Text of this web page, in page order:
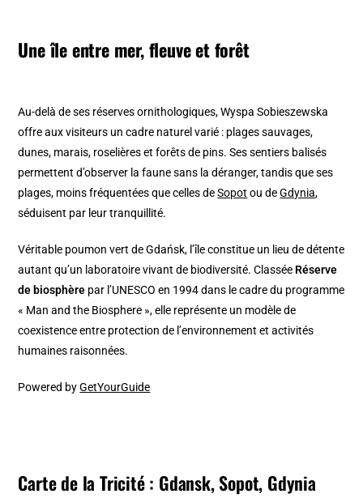
Une île entre mer, fleuve et forêt
Au-delà de ses réserves ornithologiques, Wyspa Sobieszewska
offre aux visiteurs un cadre naturel varié : plages sauvages,
dunes, marais, roselières et forêts de pins. Ses sentiers balisés
permettent d’observer la faune sans la déranger, tandis que ses
plages, moins fréquentées que celles deSopot ou deGdynia,
séduisent par leur tranquillité.
Véritable poumon vert de Gdańsk, l’île constitue un lieu de détente
autant qu’un laboratoire vivant de biodiversité. Classée Réserve
de biosphère par l’UNESCO en 1994 dans le cadre du programme
« Man and the Biosphere », elle représente un modèle de
coexistence entre protection de l’environnement et activités
humaines raisonnées.
Powered byGetYourGuide
Carte de la Tricité : Gdansk, Sopot, Gdynia